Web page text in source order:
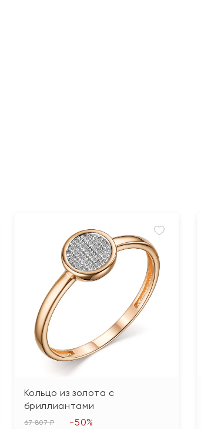
Кольцо из золота с
бриллиантами
67 807 ₽ -50%